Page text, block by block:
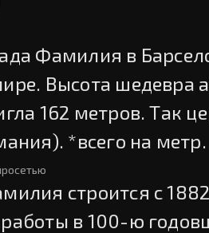
Фамилия в
Высота шедевра
162 метров. Так
*всего на метр.
строится с
в 100-ю